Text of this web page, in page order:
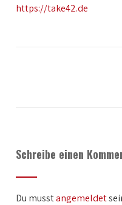
https://take42.de
Schreibe einen
Du musstangemeldet